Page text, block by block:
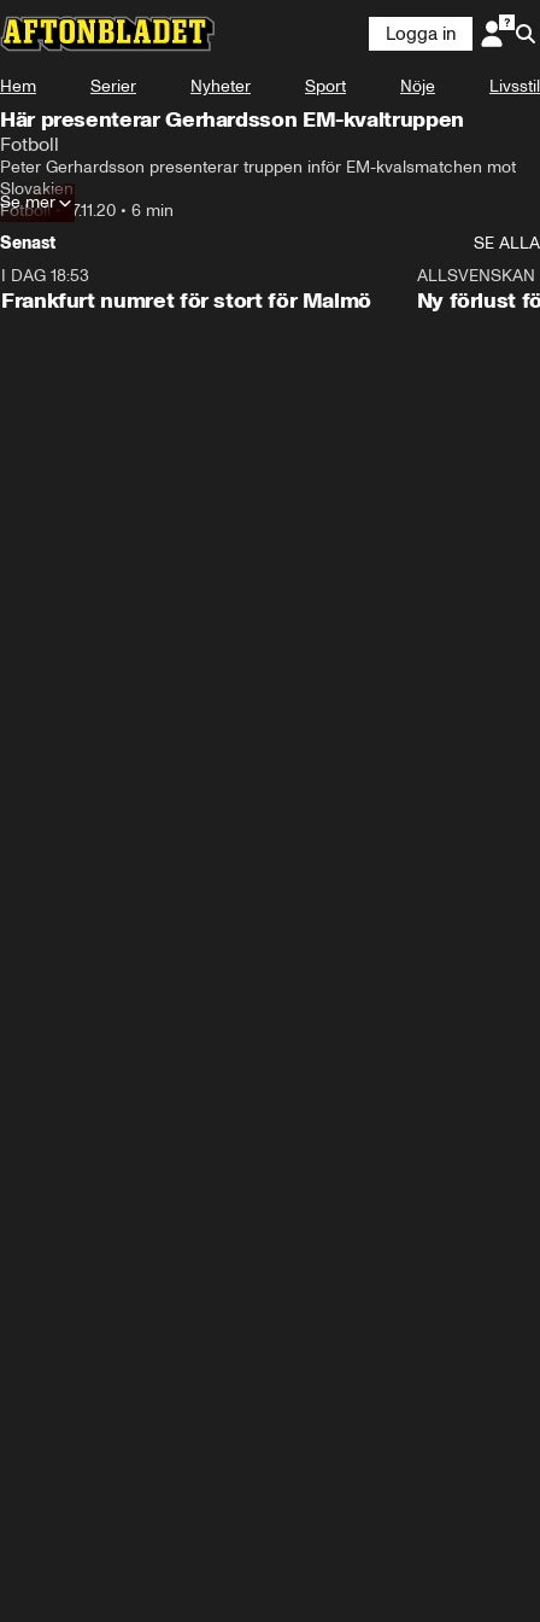
Logga in
Hem Serier Nyheter Sport Nöje Livsstil
Här presenterar Gerhardsson EM-kvaltruppen
Fotboll
Peter Gerhardsson presenterar truppen inför EM-kvalsmatchen mot
Slovakien
Fotboll•17.11.20 • 6 min
Se mer
Senast
SE ALLA
I DAG 18:53
Frankfurt numret för stort för Malmö
ALLSVENSKAN
Ny förlust